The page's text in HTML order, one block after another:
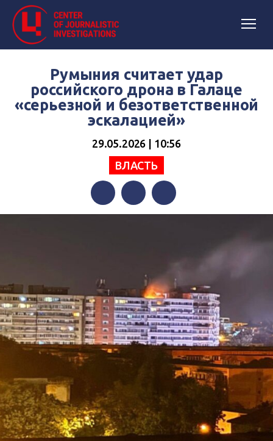
Румыния считает удар
российского дрона в Галаце
«серьезной и безответственной
эскалацией»
29.05.2026 | 10:56
ВЛАСТЬ
FacebookTwitterTelegram